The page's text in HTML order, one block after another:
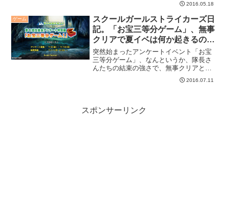
2016.05.18
ゲーム
スクールガールストライカーズ日
記。「お宝三等分ゲーム」、無事
クリアで夏イベは何か起きるの
か？
突然始まったアンケートイベント「お宝
三等分ゲーム」、なんというか、隊長さ
んたちの結束の強さで、無事クリアとな
2016.07.11
スポンサーリンク